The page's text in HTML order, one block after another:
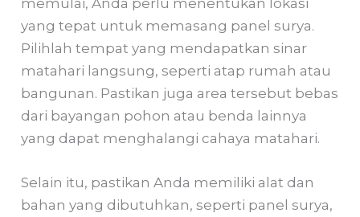
memulai, Anda perlu menentukan lokasi
yang tepat untuk memasang panel surya.
Pilihlah tempat yang mendapatkan sinar
matahari langsung, seperti atap rumah atau
bangunan. Pastikan juga area tersebut bebas
dari bayangan pohon atau benda lainnya
yang dapat menghalangi cahaya matahari.
Selain itu, pastikan Anda memiliki alat dan
bahan yang dibutuhkan, seperti panel surya,